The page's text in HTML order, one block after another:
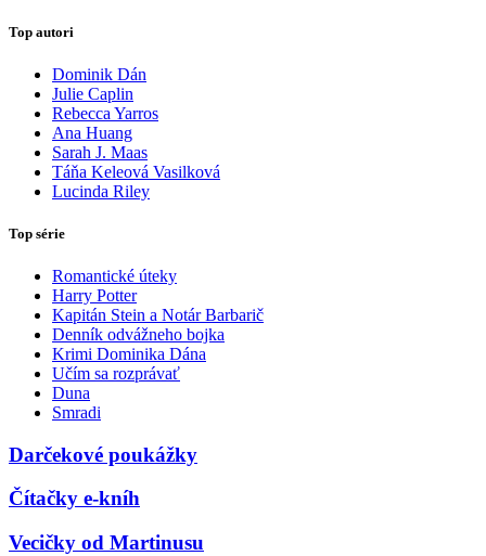
Top autori
Dominik Dán
Julie Caplin
Rebecca Yarros
Ana Huang
Sarah J. Maas
Táňa Keleová Vasilková
Lucinda Riley
Top série
Romantické úteky
Harry Potter
Kapitán Stein a Notár Barbarič
Denník odvážneho bojka
Krimi Dominika Dána
Učím sa rozprávať
Duna
Smradi
Darčekové poukážky
Čítačky e-kníh
Vecičky od Martinusu